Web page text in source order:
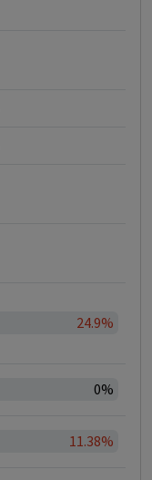
24.9%
0%
11.38%